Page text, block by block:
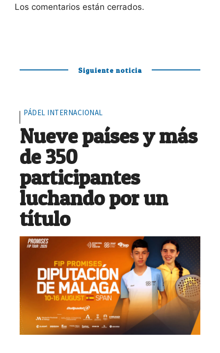
Los comentarios están cerrados.
Siguiente noticia
PÁDEL INTERNACIONAL
Nueve países y más
de 350
participantes
luchando por un
título